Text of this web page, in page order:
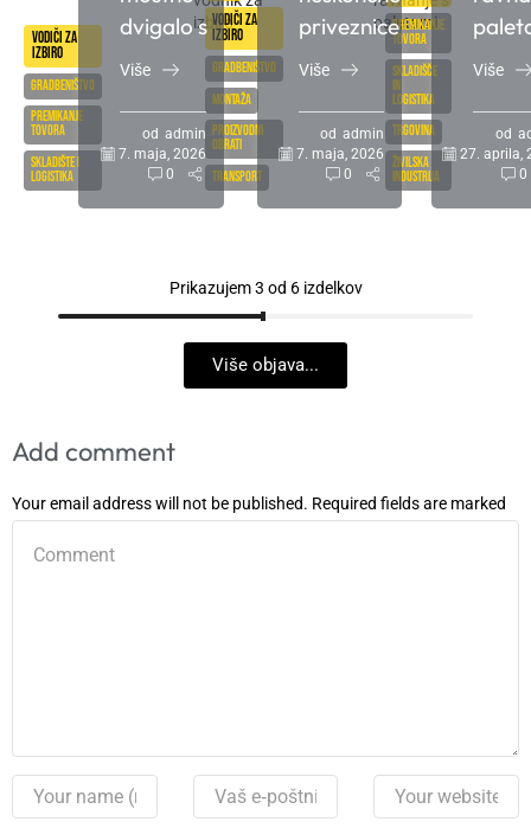
Vodiči za
izbiro
Gradbeništvo
Premikanje
tovora
Skladište i
logistika
dvigalo s
teleskopskim
kranskim
podaljškom?
Više
od admin
7. maja, 2026
0
Vodiči za
izbiro
Gradbeništvo
Montaža
Proizvodni
obrati
Transport
priveznice
– popoln
Više
od admin
7. maja, 2026
0
Premikanje
tovora
Skladišče
in
logistika
Trgovina
Živilska
industrija
Više
od
27. aprila,
0
Prikazujem 3 od 6 izdelkov
Više objava...
Add comment
Your email address will not be published. Required fields are marked